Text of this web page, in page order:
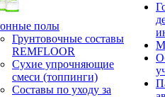
полы
Грунтовочные составы
REMFLOOR
Сухие упрочняющие
смеси (топпинги)
Составы по уходу за